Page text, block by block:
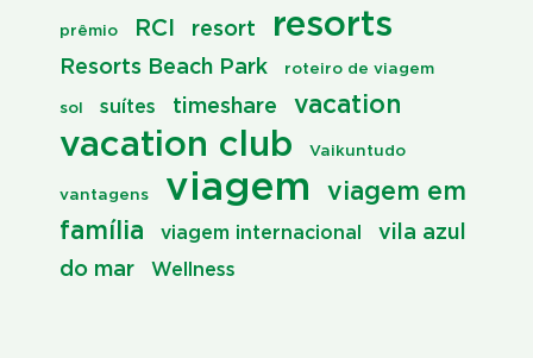
prêmio RCI resort resorts
Resorts Beach Park roteiro de viagem
sol suítes timeshare vacation
vacation club Vaikuntudo
vantagens viagem
viagem em
família
viagem internacional
vila azul
do mar
Wellness